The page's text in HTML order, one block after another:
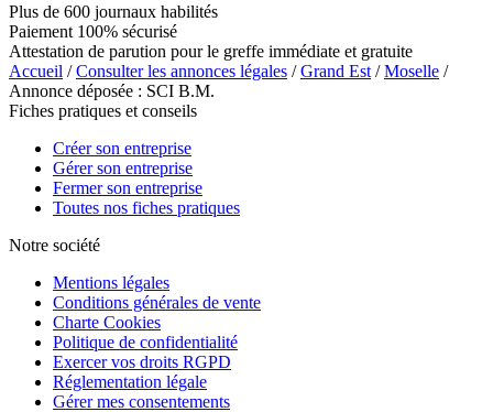
Plus de 600 journaux habilités
Paiement 100% sécurisé
Attestation de parution pour le greffe immédiate et gratuite
Accueil /Consulter les annonces légales /Grand Est /Moselle /
Annonce déposée : SCI B.M.
Fiches pratiques et conseils
Créer son entreprise
Gérer son entreprise
Fermer son entreprise
Toutes nos fiches pratiques
Notre société
Mentions légales
Conditions générales de vente
Charte Cookies
Politique de confidentialité
Exercer vos droits RGPD
Réglementation légale
Gérer mes consentements